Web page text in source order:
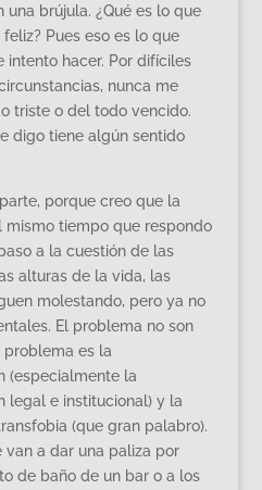
una brújula. ¿Qué es lo que
Pues eso es lo que
intento hacer. Por difíciles
nunca me
triste o del todo vencido.
digo tiene algún sentido
porque creo que la
mismo tiempo que respondo
a la cuestión de las
alturas de la vida, las
molestando, pero ya no
El problema no son
problema es la
(especialmente la
legal e institucional) y la
(que gran palabro).
van a dar una paliza por
de baño de un bar o a los